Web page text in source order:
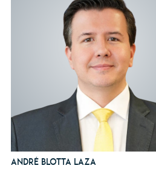
André Blotta Laza